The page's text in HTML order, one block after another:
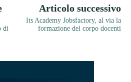
di
Articolo successivo
Its Academy Jobsfactory, al via la
formazione del corpo docenti